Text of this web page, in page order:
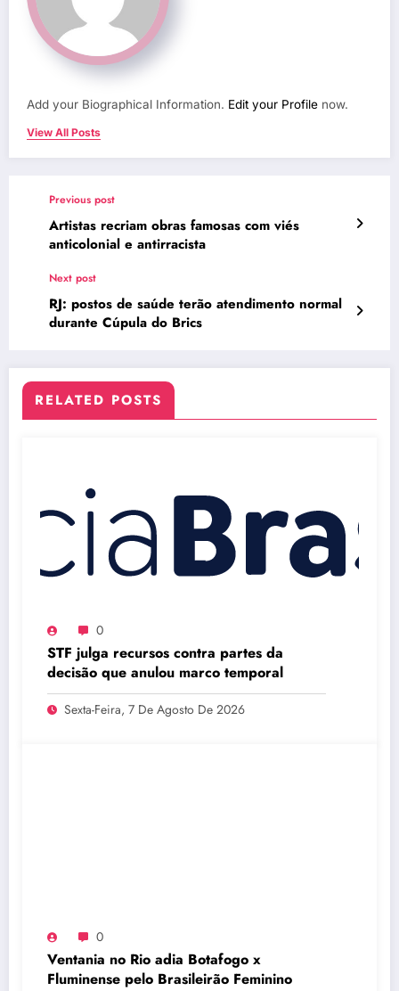
Add your Biographical Information. Edit your Profile now.
View All Posts
Previous post
Artistas recriam obras famosas com viés
anticolonial e antirracista
Next post
RJ: postos de saúde terão atendimento normal
durante Cúpula do Brics
RELATED POSTS
0
STF julga recursos contra partes da
decisão que anulou marco temporal
Sexta-Feira, 7 De Agosto De 2026
0
Ventania no Rio adia Botafogo x
Fluminense pelo Brasileirão Feminino